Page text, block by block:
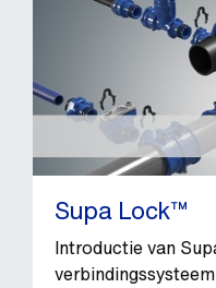
Supa Lock™
Introductie van
verbindingssysteem